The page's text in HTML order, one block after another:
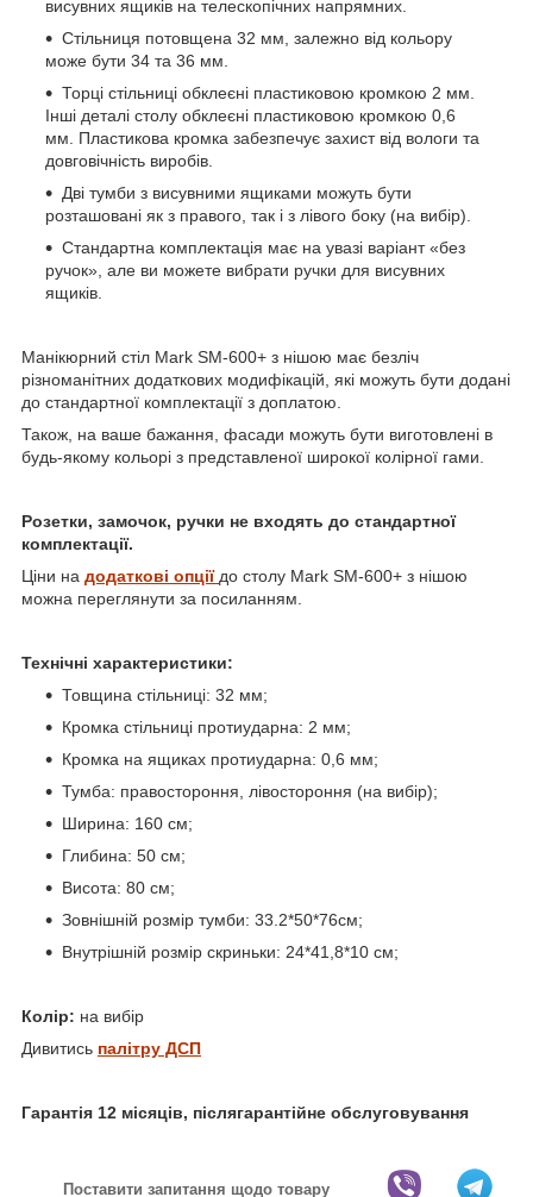
висувних ящиків на телескопічних напрямних.
Стільниця потовщена 32 мм, залежно від кольору
може бути 34 та 36 мм.
Торці стільниці обклеєні пластиковою кромкою 2 мм.
Інші деталі столу обклеєні пластиковою кромкою 0,6
мм. Пластикова кромка забезпечує захист від вологи та
довговічність виробів.
Дві тумби з висувними ящиками можуть бути
розташовані як з правого, так і з лівого боку (на вибір).
Стандартна комплектація має на увазі варіант «без
ручок», але ви можете вибрати ручки для висувних
ящиків.
Манікюрний стіл Mark SM-600+ з нішою має безліч
різноманітних додаткових модифікацій, які можуть бути додані
до стандартної комплектації з доплатою.
Також, на ваше бажання, фасади можуть бути виготовлені в
будь-якому кольорі з представленої широкої колірної гами.
Розетки, замочок, ручки не входять до стандартної
комплектації.
Ціни на додаткові опції до столу Mark SM-600+ з нішою
можна переглянути за посиланням.
Технічні характеристики:
Товщина стільниці: 32 мм;
Кромка стільниці протиударна: 2 мм;
Кромка на ящиках протиударна: 0,6 мм;
Тумба: правостороння, лівостороння (на вибір);
Ширина: 160 см;
Глибина: 50 см;
Висота: 80 см;
Зовнішній розмір тумби: 33.2*50*76см;
Внутрішній розмір скриньки: 24*41,8*10 см;
Колір: на вибір
Дивитись палітру ДСП
Гарантія 12 місяців, післягарантійне обслуговування
Поставити запитання щодо товару